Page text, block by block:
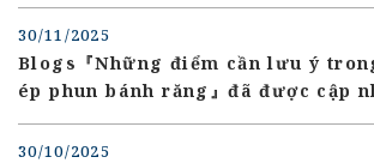
30/11/2025
Blogs『Những điểm cần lưu ý
ép phun bánh răng』đã được cập
30/10/2025